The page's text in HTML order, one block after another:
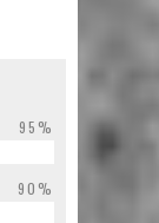
95%
90%